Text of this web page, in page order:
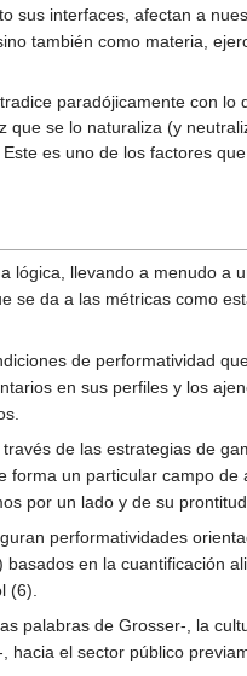
sus interfaces, afectan a
también como materia,
paradójicamente con lo
se lo naturaliza (y
es uno de los factores
lógica, llevando a menudo a
se da a las métricas como
de performatividad
en sus perfiles y los
de las estrategias de
un particular campo
por un lado y de su
performatividades
en la cuantificación
(6).
palabras de Grosser-, la
hacia el sector público